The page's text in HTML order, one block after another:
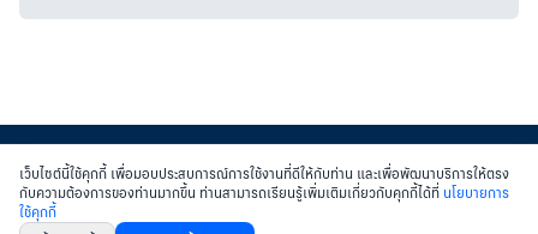
สงวนสิทธิ์ พ.ศ.2558 บมจ.ธนาคารกรุงเทพฯ
เว็บไซต์นี้ใช้คุกกี้ เพื่อมอบประสบการณ์การใช้งานที่ดีให้กับท่าน และเพื่อพัฒนาบริการให้ตรง
กับความต้องการของท่านมากขึ้น ท่านสามารถเรียนรู้เพิ่มเติมเกี่ยวกับคุกกี้ได้ที่ นโยบายการ
ใช้คุกกี้